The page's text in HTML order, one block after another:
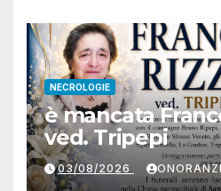
NECROLOGIE
è mancata
ved. Tripepi
03/08/2026